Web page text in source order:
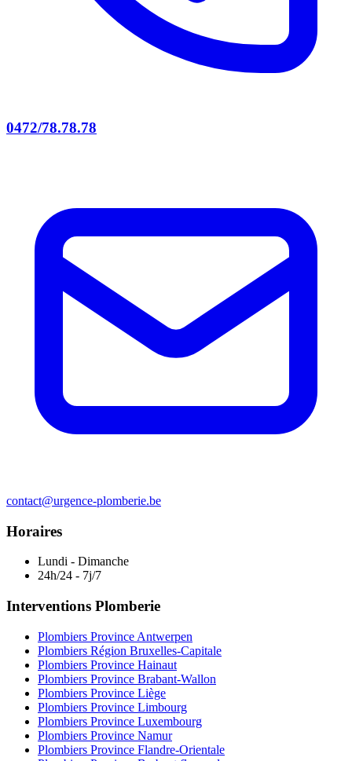
0472/78.78.78
contact@urgence-plomberie.be
Horaires
Lundi - Dimanche
24h/24 - 7j/7
Interventions Plomberie
Plombiers Province Antwerpen
Plombiers Région Bruxelles-Capitale
Plombiers Province Hainaut
Plombiers Province Brabant-Wallon
Plombiers Province Liège
Plombiers Province Limbourg
Plombiers Province Luxembourg
Plombiers Province Namur
Plombiers Province Flandre-Orientale